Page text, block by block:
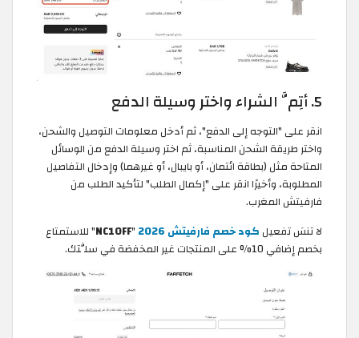
5. أتِمَّ الشراء واختر وسيلة الدفع
انقر على "التوجه إلى الدفع"، ثم أدخل معلومات التوصيل والشحن،
واختر طريقة الشحن المناسبة، ثم اختر وسيلة الدفع من الوسائل
المتاحة مثل (بطاقة ائتمان، أو بايبال، أو غيرهما) وإدخال التفاصيل
المطلوبة، وأخيرًا انقر على "إكمال الطلب" لتأكيد الطلب من
فارفيتش المغرب.
لا تنسَ تفعيل كود خصم فارفيتش 2026 "
NC10FF" للاستمتاع
بخصم إضافي 10% على المنتجات غير المخفضة في سلَّتك.